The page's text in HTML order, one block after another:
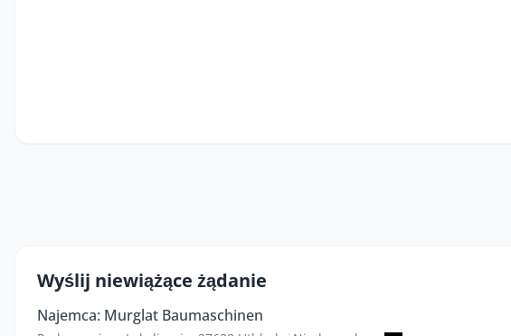
Wyślij niewiążące żądanie
Najemca: Murglat Baumaschinen